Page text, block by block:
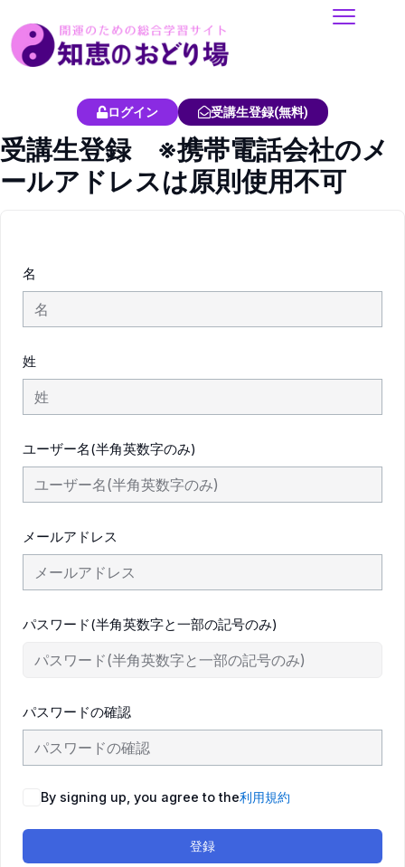
容
ッ
プ
ログイン 受講生登録(無料)
受講生登録 ※携帯電話会社のメ
ールアドレスは原則使用不可
名
姓
ユーザー名(半角英数字のみ)
メールアドレス
パスワード(半角英数字と一部の記号のみ)
パスワードの確認
By signing up, you agree to the利用規約
登録